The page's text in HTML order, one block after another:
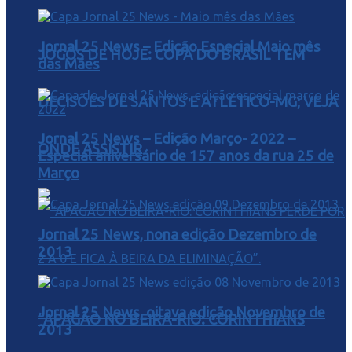
JOGOS DE HOJE: COPA DO BRASIL TEM
DECISÕES DE SANTOS E ATLÉTICO-MG; VEJA
ONDE ASSISTIR
“APAGÃO NO BEIRA-RIO: CORINTHIANS
Jornal 25 News – Edição Especial Maio mês
das Mães
Jornal 25 News – Edição Março- 2022 –
Especial aniversário de 157 anos da rua 25 de
Março
Jornal 25 News, nona edição Dezembro de
2013
Jornal 25 News, oitava edição Novembro de
2013